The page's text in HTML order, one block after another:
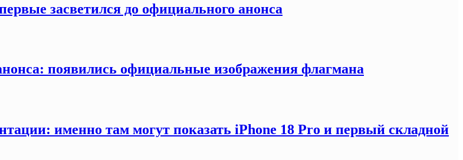
засветился до официального анонса
появились официальные изображения флагмана
именно там могут показать iPhone 18 Pro и первый складной